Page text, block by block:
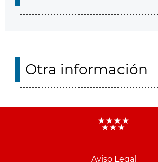
Otra información
Aviso Legal